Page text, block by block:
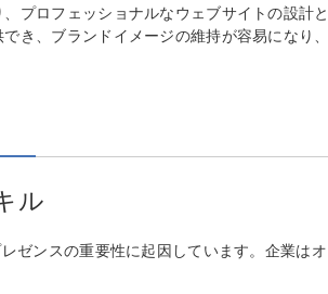
プロフェッショナルなウェブサイトの設計
き、ブランドイメージの維持が容易になり
ル
ゼンスの重要性に起因しています。企業は